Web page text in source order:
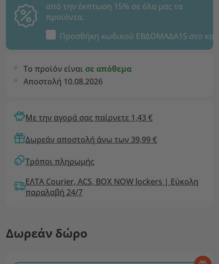
από την έκπτωση 15% σε όλα μας τα
προϊόντα.
Προσθήκη κωδικού ΕΒΔΟΜΑΔΑ15 στο
Το προϊόν είναι σε απόθεμα
Αποστολή 10.08.2026
Με την αγορά σας παίρνετε 1,43 €
Δωρεάν αποστολή άνω των 39,99 €
Τρόποι πληρωμής
ΕΛΤΑ Courier, ACS, BOX NOW lockers | Εύκολη
παραλαβή 24/7
Δωρεάν δώρο